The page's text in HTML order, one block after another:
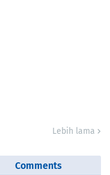
Lebih lama
Comments